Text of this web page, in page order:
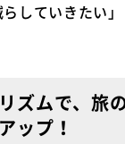
していきたい」
ズムで、旅
ップ！